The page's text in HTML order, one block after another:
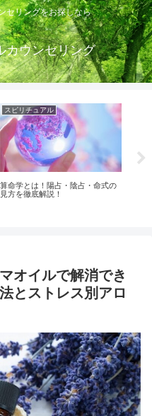
セリングをお探しなら
カウンセリング
スピリチュアル
算命学とは！陽占・陰占・命式の
見方を徹底解説！
オイルで解消でき
とストレス別アロ